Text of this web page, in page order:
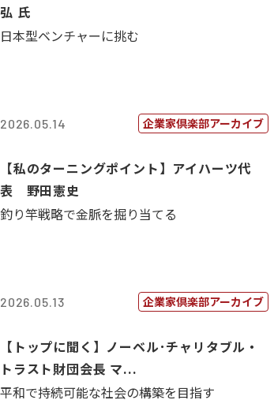
弘 氏
日本型ベンチャーに挑む
2026.05.14 企業家倶楽部アーカイブ
【私のターニングポイント】アイハーツ代
表 野田憲史
釣り竿戦略で金脈を掘り当てる
2026.05.13 企業家倶楽部アーカイブ
【トップに聞く】ノーベル･チャリタブル・
トラスト財団会長 マ...
平和で持続可能な社会の構築を目指す